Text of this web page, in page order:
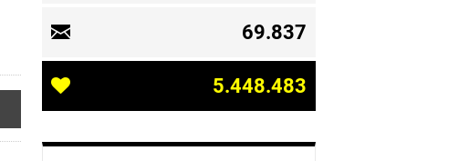
69.837
5.448.483